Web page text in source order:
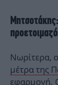
Νωρίτερα,
μέτρα της
εφαρμογή.